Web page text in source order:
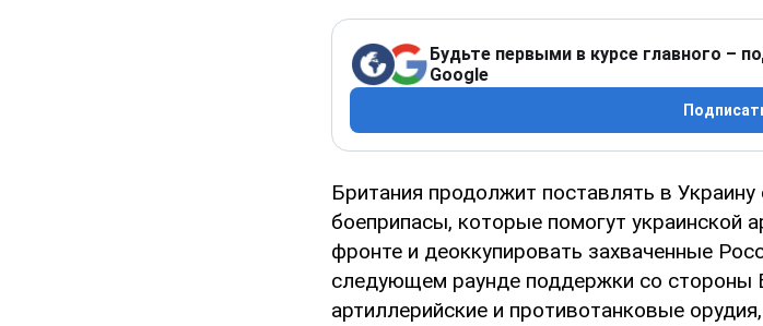
Будьте первыми в курсе главного –
Google
Британия продолжит поставлять в
боеприпасы, которые помогут украинской
фронте и деоккупировать захваченные
следующем раунде поддержки со стороны
артиллерийские и противотанковые